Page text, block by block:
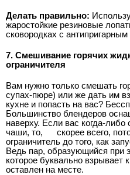
Делать правильно:
жаростойкие резиновые
сковородках с
7. Смешивание горячих
ограничителя
Вам нужно только смешать
супах-пюре) или же дать им
кухне и попасть на вас?
Большинство блендеров
наверху. Если вас когда-либо
чаши, то,
скорее всего,
ограничитель до того, как
Ведь пар, образующийся при
которое буквально взрывает
оставлен на месте.